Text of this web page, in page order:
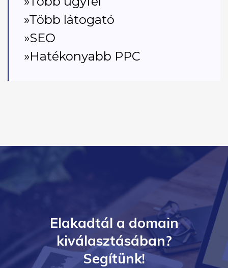
»Több látogató
»SEO
»Hatékonyabb PPC
Elakadtál a domain
kiválasztásában?
Segítünk!